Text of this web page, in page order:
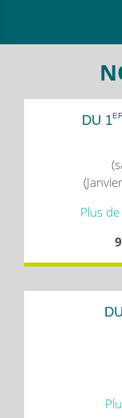
DU 1
Plus